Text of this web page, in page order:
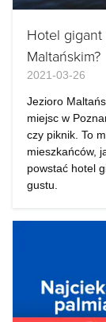
Hotel
Maltańskim?
2021-03-26
Jezioro
miejsc w
czy piknik. To
mieszkańców,
powstać hotel
gustu.